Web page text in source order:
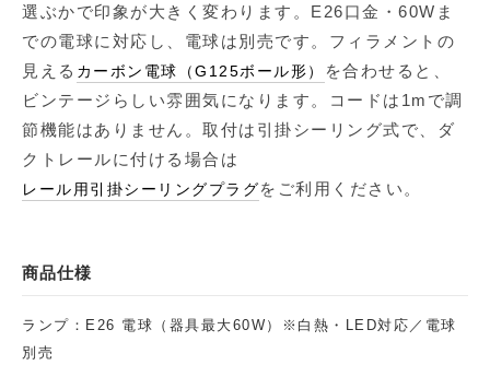
選ぶかで印象が大きく変わります。E26口金・60Wま
での電球に対応し、電球は別売です。フィラメントの
見える カーボン電球（G125ボール形）
を合わせると、
ビンテージらしい雰囲気になります。コードは1mで調
節機能はありません。取付は引掛シーリング式で、ダ
クトレールに付ける場合は
レール用引掛シーリングプラグをご利用ください。
商品仕様
ランプ：E26 電球（器具最大60W）※白熱・LED対応／電球
別売